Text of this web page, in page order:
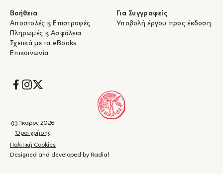
Βοήθεια
Αποστολές & Επιστροφές
Πληρωμές & Ασφάλεια
Σχετικά με τα eBooks
Επικοινωνία
Για Συγγραφείς
Υποβολή έργου προς έκδοση
Socials
© Ίκαρος 2026
Όροι χρήσης
Πολιτική Cookies
Designed and developed by Radial